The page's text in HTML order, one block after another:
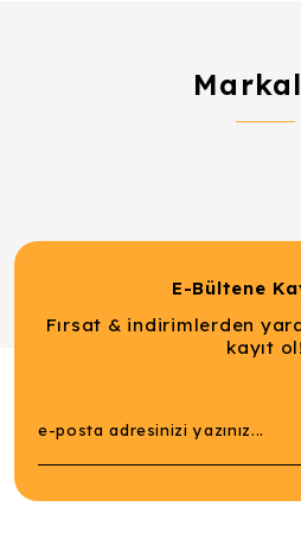
E-Bültene
Fırsat & indirimlerden
kayıt ol!